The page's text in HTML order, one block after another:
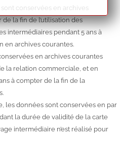
conservées en archives
la fin de l’utilisation des
intermédiaires pendant 5 ans à
en archives courantes.
en archives courantes
la relation commerciale, et en
à compter de la fin de la
les données sont conservées en par
la durée de validité de la carte
intermédiaire n’est réalisé pour